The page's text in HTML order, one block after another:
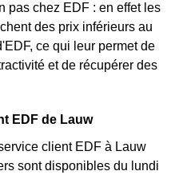
pas chez EDF : en effet les
des prix inférieurs au
ce qui leur permet de
et de récupérer des
EDF de Lauw
client EDF à Lauw
sont disponibles du lundi